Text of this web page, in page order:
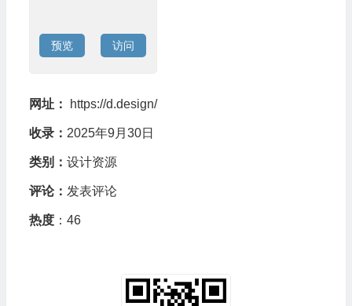
预览 访问
网址： https://d.design/
收录： 2025年9月30日
类别： 设计资源
评论： 发表评论
热度：46